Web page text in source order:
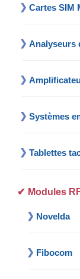
Cartes SIM
Analyseurs
Systèmes
Tablettes
Modules
Novelda
Fibocom